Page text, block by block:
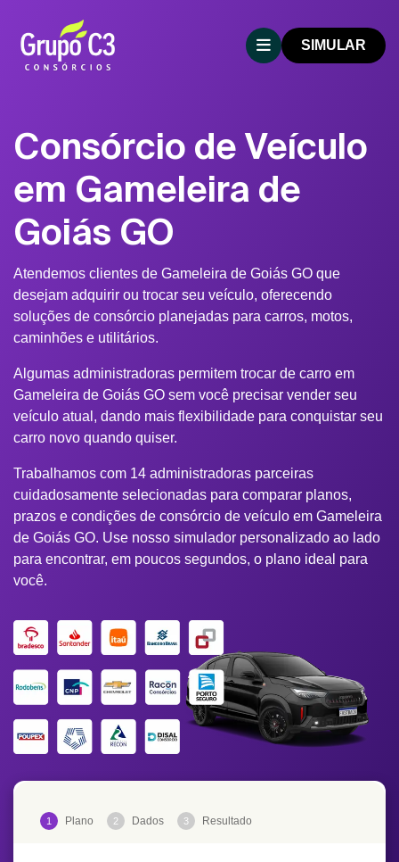
SIMULAR
Consórcio de Veículo
em Gameleira de
Goiás GO
Atendemos clientes de Gameleira de Goiás GO que
desejam adquirir ou trocar seu veículo, oferecendo
soluções de consórcio planejadas para carros, motos,
caminhões e utilitários.
Algumas administradoras permitem trocar de carro em
Gameleira de Goiás GO sem você precisar vender seu
veículo atual, dando mais flexibilidade para conquistar seu
carro novo quando quiser.
Trabalhamos com 14 administradoras parceiras
cuidadosamente selecionadas para comparar planos,
prazos e condições de consórcio de veículo em Gameleira
de Goiás GO. Use nosso simulador personalizado ao lado
para encontrar, em poucos segundos, o plano ideal para
você.
1 Plano 2 Dados 3 Resultado